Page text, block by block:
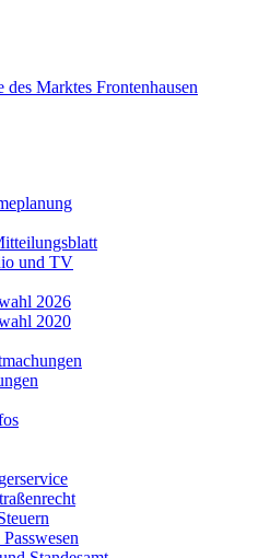
und TV
2026
2020